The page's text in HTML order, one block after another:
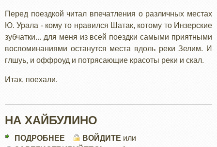
Перед поездкой читал впечатления о различных местах
Ю. Урала - кому то нравился Шатак, котому то Инзерские
зубчатки... для меня из всей поездки самыми приятными
воспоминаниями останутся места вдоль реки Зелим. И
глшуь, и оффроуд и потрясающие красоты реки и скал.
Итак, поехали.
НА ХАЙБУЛИНО
ПОДРОБНЕЕ ВОЙДИТЕ или